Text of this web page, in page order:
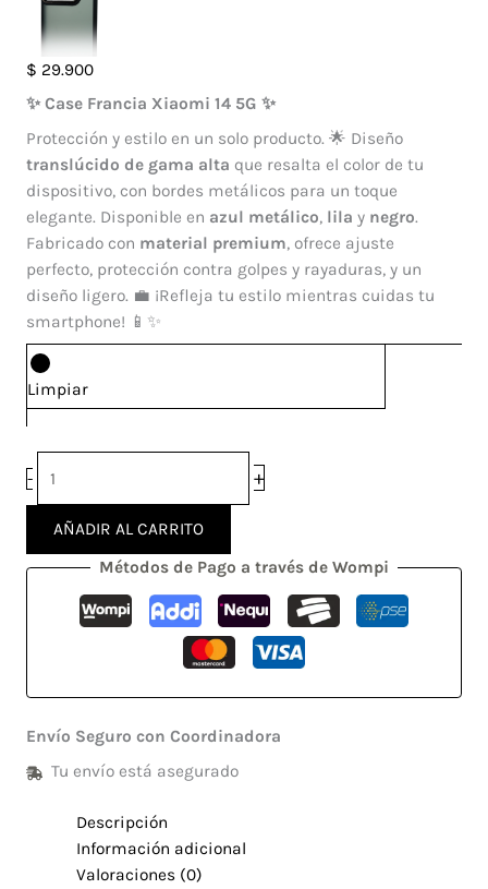
$ 29.900
✨ Case Francia Xiaomi 14 5G ✨
Protección y estilo en un solo producto. 🌟 Diseño
translúcido de gama alta que resalta el color de tu
dispositivo, con bordes metálicos para un toque
elegante. Disponible en azul metálico, lila y negro.
Fabricado con material premium, ofrece ajuste
perfecto, protección contra golpes y rayaduras, y un
diseño ligero. 💼 ¡Refleja tu estilo mientras cuidas tu
smartphone! 📱✨
Limpiar
-
Case
Francia
14
5G
cantidad
+
AÑADIR AL CARRITO
Métodos de Pago a través de Wompi
Envío Seguro con Coordinadora
Tu envío está asegurado
Descripción
Información adicional
Valoraciones (0)